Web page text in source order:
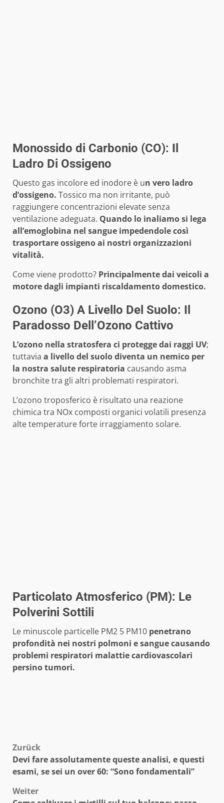
Monossido di Carbonio (CO): Il
Ladro Di Ossigeno
Questo gas incolore ed inodore è un vero ladro
d’ossigeno. Tossico ma non irritante, può
raggiungere concentrazioni elevate senza
ventilazione adeguata. Quando lo inaliamo si lega
all’emoglobina nel sangue impedendole così
trasportare ossigeno ai nostri organizzazioni
vitalità.
Come viene prodotto? Principalmente dai veicoli a
motore dagli impianti riscaldamento domestico.
Ozono (O3) A Livello Del Suolo: Il
Paradosso Dell’Ozono Cattivo
L’ozono nella stratosfera ci protegge dai raggi UV;
tuttavia a livello del suolo diventa un nemico per
la nostra salute respiratoria causando asma
bronchite tra gli altri problemati respiratori.
L’ozono troposferico è risultato una reazione
chimica tra NOx composti organici volatili presenza
alte temperature forte irraggiamento solare.
Particolato Atmosferico (PM): Le
Polverini Sottili
Le minuscole particelle PM2 5 PM10 penetrano
profondità nei nostri polmoni e sangue causando
problemi respiratori malattie cardiovascolari
persino tumori.
Beitragsnavigation
Zurück
Devi fare assolutamente queste analisi, e questi
esami, se sei un over 60: “Sono fondamentali”
Weiter